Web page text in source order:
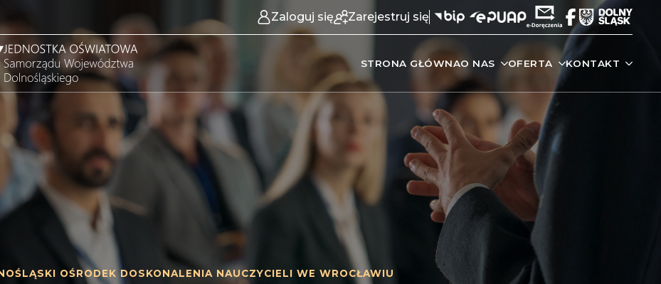
Zaloguj się Zarejestruj się
STRONA GŁÓWNAO NAS OFERTA KONTAKT
OŚRODEK DOSKONALENIA NAUCZYCIELI WE WROCŁAWIU